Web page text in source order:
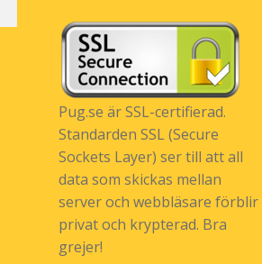
Pug.se är SSL-certifierad.
Standarden SSL (Secure
Sockets Layer) ser till att all
data som skickas mellan
server och webbläsare förblir
privat och krypterad. Bra
grejer!